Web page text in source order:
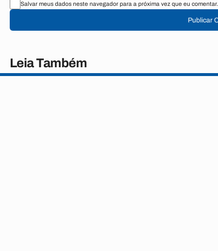
Salvar meus dados neste navegador para a próxima vez que eu comentar.
Publicar
Leia Também